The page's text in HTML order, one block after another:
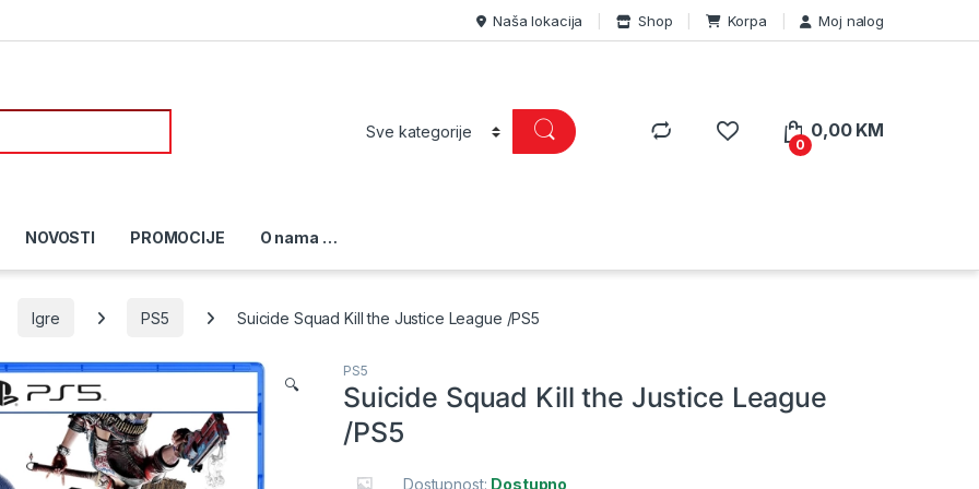
Naša lokacija Shop Korpa Moj nalog
0
0,00 KM
NOVOSTI PROMOCIJE O nama …
Igre PS5 Suicide Squad Kill the Justice League /PS5
🔍
PS5
Suicide Squad Kill the Justice League
/PS5
Dostupnost: Dostupno